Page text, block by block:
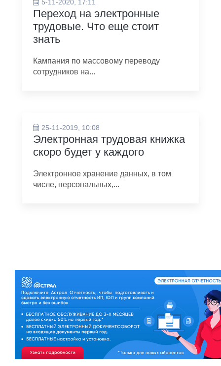
5-11-2020, 17:11
Переход на электронные
трудовые. Что еще стоит
знать
Кампания по массовому переводу
сотрудников на...
25-11-2019, 10:08
Электронная трудовая книжка
скоро будет у каждого
Электронное хранение данных, в том
числе, персональных,...